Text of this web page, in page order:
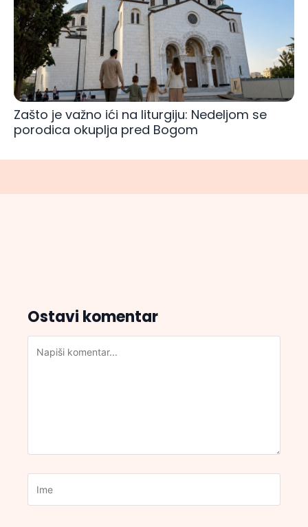
Zašto je važno ići na liturgiju: Nedeljom se
porodica okuplja pred Bogom
Ostavi komentar